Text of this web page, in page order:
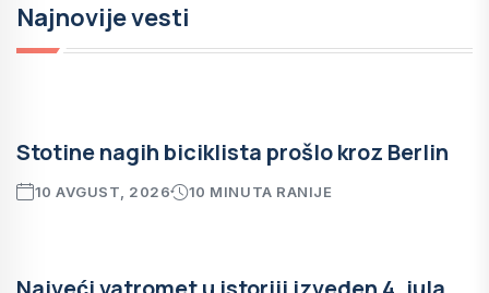
Najnovije vesti
Stotine nagih biciklista prošlo kroz Berlin
10 AVGUST, 2026 10 MINUTA RANIJE